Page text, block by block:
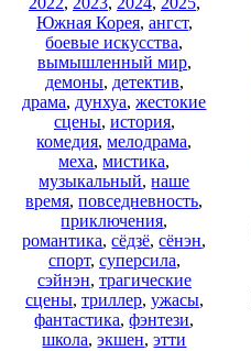
Южная Корея, ангст,
боевые искусства,
вымышленный мир,
демоны, детектив,
драма, дунхуа,жестокие
сцены, история,
комедия,мелодрама,
меха,мистика,
музыкальный,наше
время,повседневность,
приключения,
романтика,сёдзё,сёнэн,
спорт, суперсила,
сэйнэн, трагические
сцены, триллер, ужасы,
фантастика,фэнтези,
школа,экшен,этти